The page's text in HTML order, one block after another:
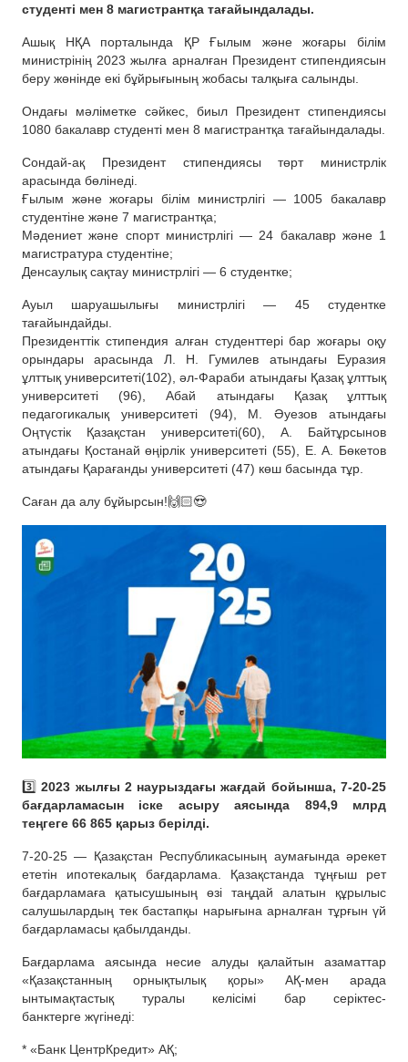
студенті мен 8 магистрантқа тағайындалады.
Ашық НҚА порталында ҚР Ғылым және жоғары білім
министрінің 2023 жылға арналған Президент стипендиясын
беру жөнінде екі бұйрығының жобасы талқыға салынды.
Ондағы мәліметке сәйкес, биыл Президент стипендиясы
1080 бакалавр студенті мен 8 магистрантқа тағайындалады.
Сондай-ақ Президент стипендиясы төрт министрлік
арасында бөлінеді.
Ғылым және жоғары білім министрлігі — 1005 бакалавр
студентіне және 7 магистрантқа;
Мәдениет және спорт министрлігі — 24 бакалавр және 1
магистратура студентіне;
Денсаулық сақтау министрлігі — 6 студентке;
Ауыл шаруашылығы министрлігі — 45 студентке
тағайындайды.
Президенттік стипендия алған студенттері бар жоғары оқу
орындары арасында Л. Н. Гумилев атындағы Еуразия
ұлттық университеті(102), әл-Фараби атындағы Қазақ ұлттық
университеті (96), Абай атындағы Қазақ ұлттық
педагогикалық университеті (94), М. Әуезов атындағы
Оңтүстік Қазақстан университеті(60), А. Байтұрсынов
атындағы Қостанай өңірлік университеті (55), Е. А. Бөкетов
атындағы Қарағанды университеті (47) көш басында тұр.
Саған да алу бұйырсын!🙌🏻😍
3️⃣2023 жылғы 2 наурыздағы жағдай бойынша, 7-20-25
бағдарламасын іске асыру аясында 894,9 млрд
теңгеге 66 865 қарыз берілді.
7-20-25 — Қазақстан Республикасының аумағында әрекет
ететін ипотекалық бағдарлама. Қазақстанда тұңғыш рет
бағдарламаға қатысушының өзі таңдай алатын құрылыс
салушылардың тек бастапқы нарығына арналған тұрғын үй
бағдарламасы қабылданды.
Бағдарлама аясында несие алуды қалайтын азаматтар
«Қазақстанның орнықтылық қоры» АҚ-мен арада
ынтымақтастық туралы келісімі бар серіктес-
банктерге жүгінеді:
* «Банк ЦентрКредит» АҚ;